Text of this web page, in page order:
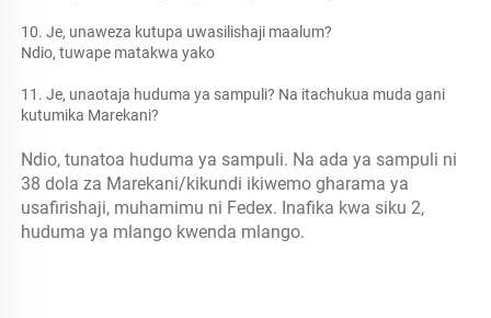
10. Je, unaweza kutupa uwasilishaji maalum?
Ndio, tuwape matakwa yako
11. Je, unaotaja huduma ya sampuli? Na itachukua muda gani
kutumika Marekani?
Ndio, tunatoa huduma ya sampuli. Na ada ya sampuli ni
38 dola za Marekani/kikundi ikiwemo gharama ya
usafirishaji, muhamimu ni Fedex. Inafika kwa siku 2,
huduma ya mlango kwenda mlango.